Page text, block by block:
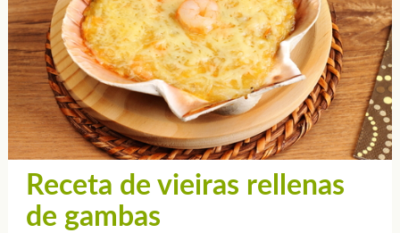
Receta de vieiras rellenas
de gambas